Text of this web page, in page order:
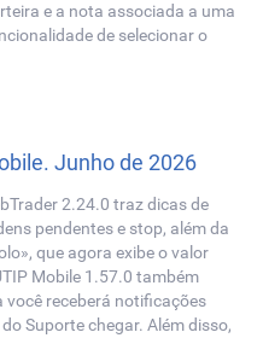
e a nota associada a uma
de selecionar o
Junho de 2026
2.24.0 traz dicas de
pendentes e stop, além da
que agora exibe o valor
Mobile 1.57.0 também
você receberá notificações
Suporte chegar. Além disso,